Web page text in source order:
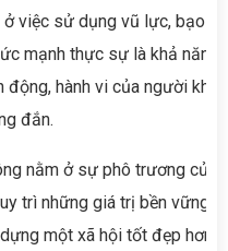
ở việc sử dụng vũ lực, bạo
mạnh thực sự là khả năng
động, hành vi của người
đắn.
nằm ở sự phô trương của
trì những giá trị bền vững.
một xã hội tốt đẹp hơn,